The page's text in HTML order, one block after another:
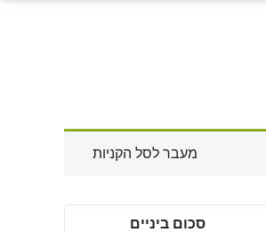
מעבר לסל הקניות
סכום ביניים